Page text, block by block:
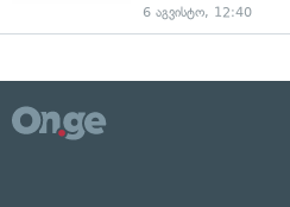
6 აგვისტო, 12:40